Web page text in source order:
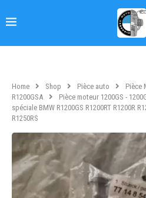
Home Shop Pièce auto Pièce
R1200GSA
Pièce moteur 1200GS -
spéciale BMW R1200GS R1200RT R1200R
R1250RS